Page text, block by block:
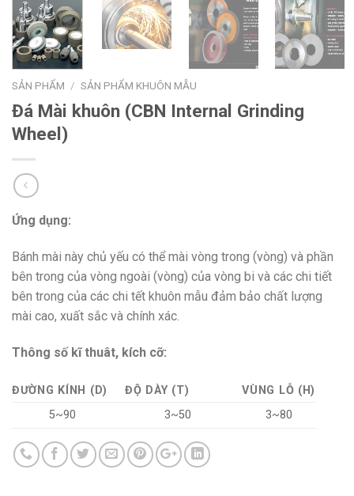
SẢN PHẨM / SẢN PHẨM KHUÔN MẪU
Đá Mài khuôn (CBN Internal Grinding
Wheel)
Ứng dụng:
Bánh mài này chủ yếu có thể mài vòng trong (vòng) và phần
bên trong của vòng ngoài (vòng) của vòng bi và các chi tiết
bên trong của các chi tết khuôn mẫu đảm bảo chất lượng
mài cao, xuất sắc và chính xác.
Thông số kĩ thuât, kích cỡ:
ĐƯỜNG KÍNH (D) ĐỘ DÀY (T)
VÙNG LỖ (H)
5~90
3~50 3~80